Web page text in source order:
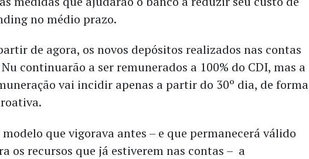
no médio prazo.
de agora, os novos depósitos realizados nas contas
continuarão a ser remunerados a 100% do CDI, mas a
vai incidir apenas a partir do 30º dia, de forma
modelo que vigorava antes – e que permanecerá válido
os recursos que já estiverem nas contas – a